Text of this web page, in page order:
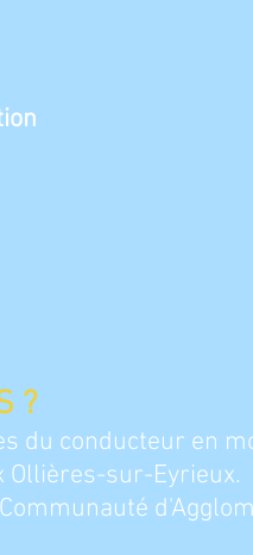
?
du conducteur en
Ollières-sur-Eyrieux.